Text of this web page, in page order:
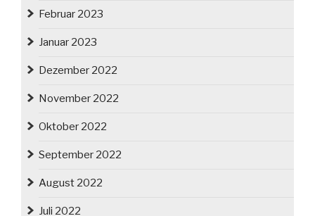
Februar 2023
Januar 2023
Dezember 2022
November 2022
Oktober 2022
September 2022
August 2022
Juli 2022